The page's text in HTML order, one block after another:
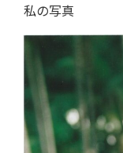
私の写真